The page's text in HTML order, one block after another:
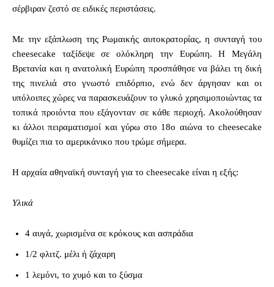
σέρβιραν ζεστό σε ειδικές περιστάσεις.
Με την εξάπλωση της Ρωμαικής αυτοκρατορίας, η συνταγή του
cheesecake ταξίδεψε σε ολόκληρη την Ευρώπη. Η Μεγάλη
Βρετανία και η ανατολική Ευρώπη προσπάθησε να βάλει τη δική
της πινελιά στο γνωστό επιδόρπιο, ενώ δεν άργησαν και οι
υπόλοιπες χώρες να παρασκευάζουν το γλυκό χρησιμοποιώντας τα
τοπικά προιόντα που εξάγονταν σε κάθε περιοχή. Ακολούθησαν
κι άλλοι πειραματισμοί και γύρω στο 18ο αιώνα το cheesecake
θυμίζει πια το αμερικάνικο που τρώμε σήμερα.
Η αρχαία αθηναϊκή συνταγή για το cheesecake είναι η εξής:
Υλικά
4 αυγά, χωρισμένα σε κρόκους και ασπράδια
1/2 φλιτζ. μέλι ή ζάχαρη
1 λεμόνι, το χυμό και το ξύσμα